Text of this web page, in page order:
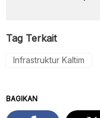
Tag Terkait
Infrastruktur Kaltim
BAGIKAN